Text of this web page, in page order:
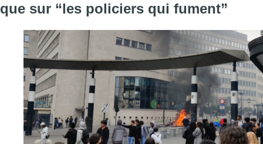
que sur “les policiers qui fument”